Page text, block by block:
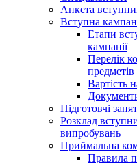
Анкета
Вступна
Етапи
кампанії
Перелік
предметів
Вартість
Підготовчі
Розклад
випробувань
Приймальна
Правила